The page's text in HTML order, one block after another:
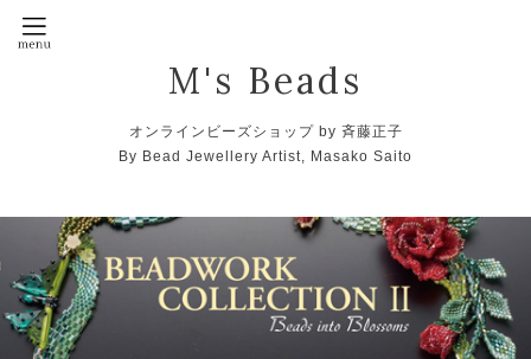
M's Beads
オンラインビーズショップ by 斉藤正子
By Bead Jewellery Artist, Masako Saito